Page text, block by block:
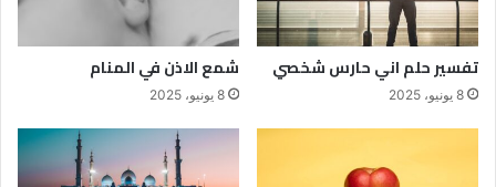
تفسير حلم اني حارس شخصي
8 يونيو، 2025
شمع الاذن في المنام
8 يونيو، 2025